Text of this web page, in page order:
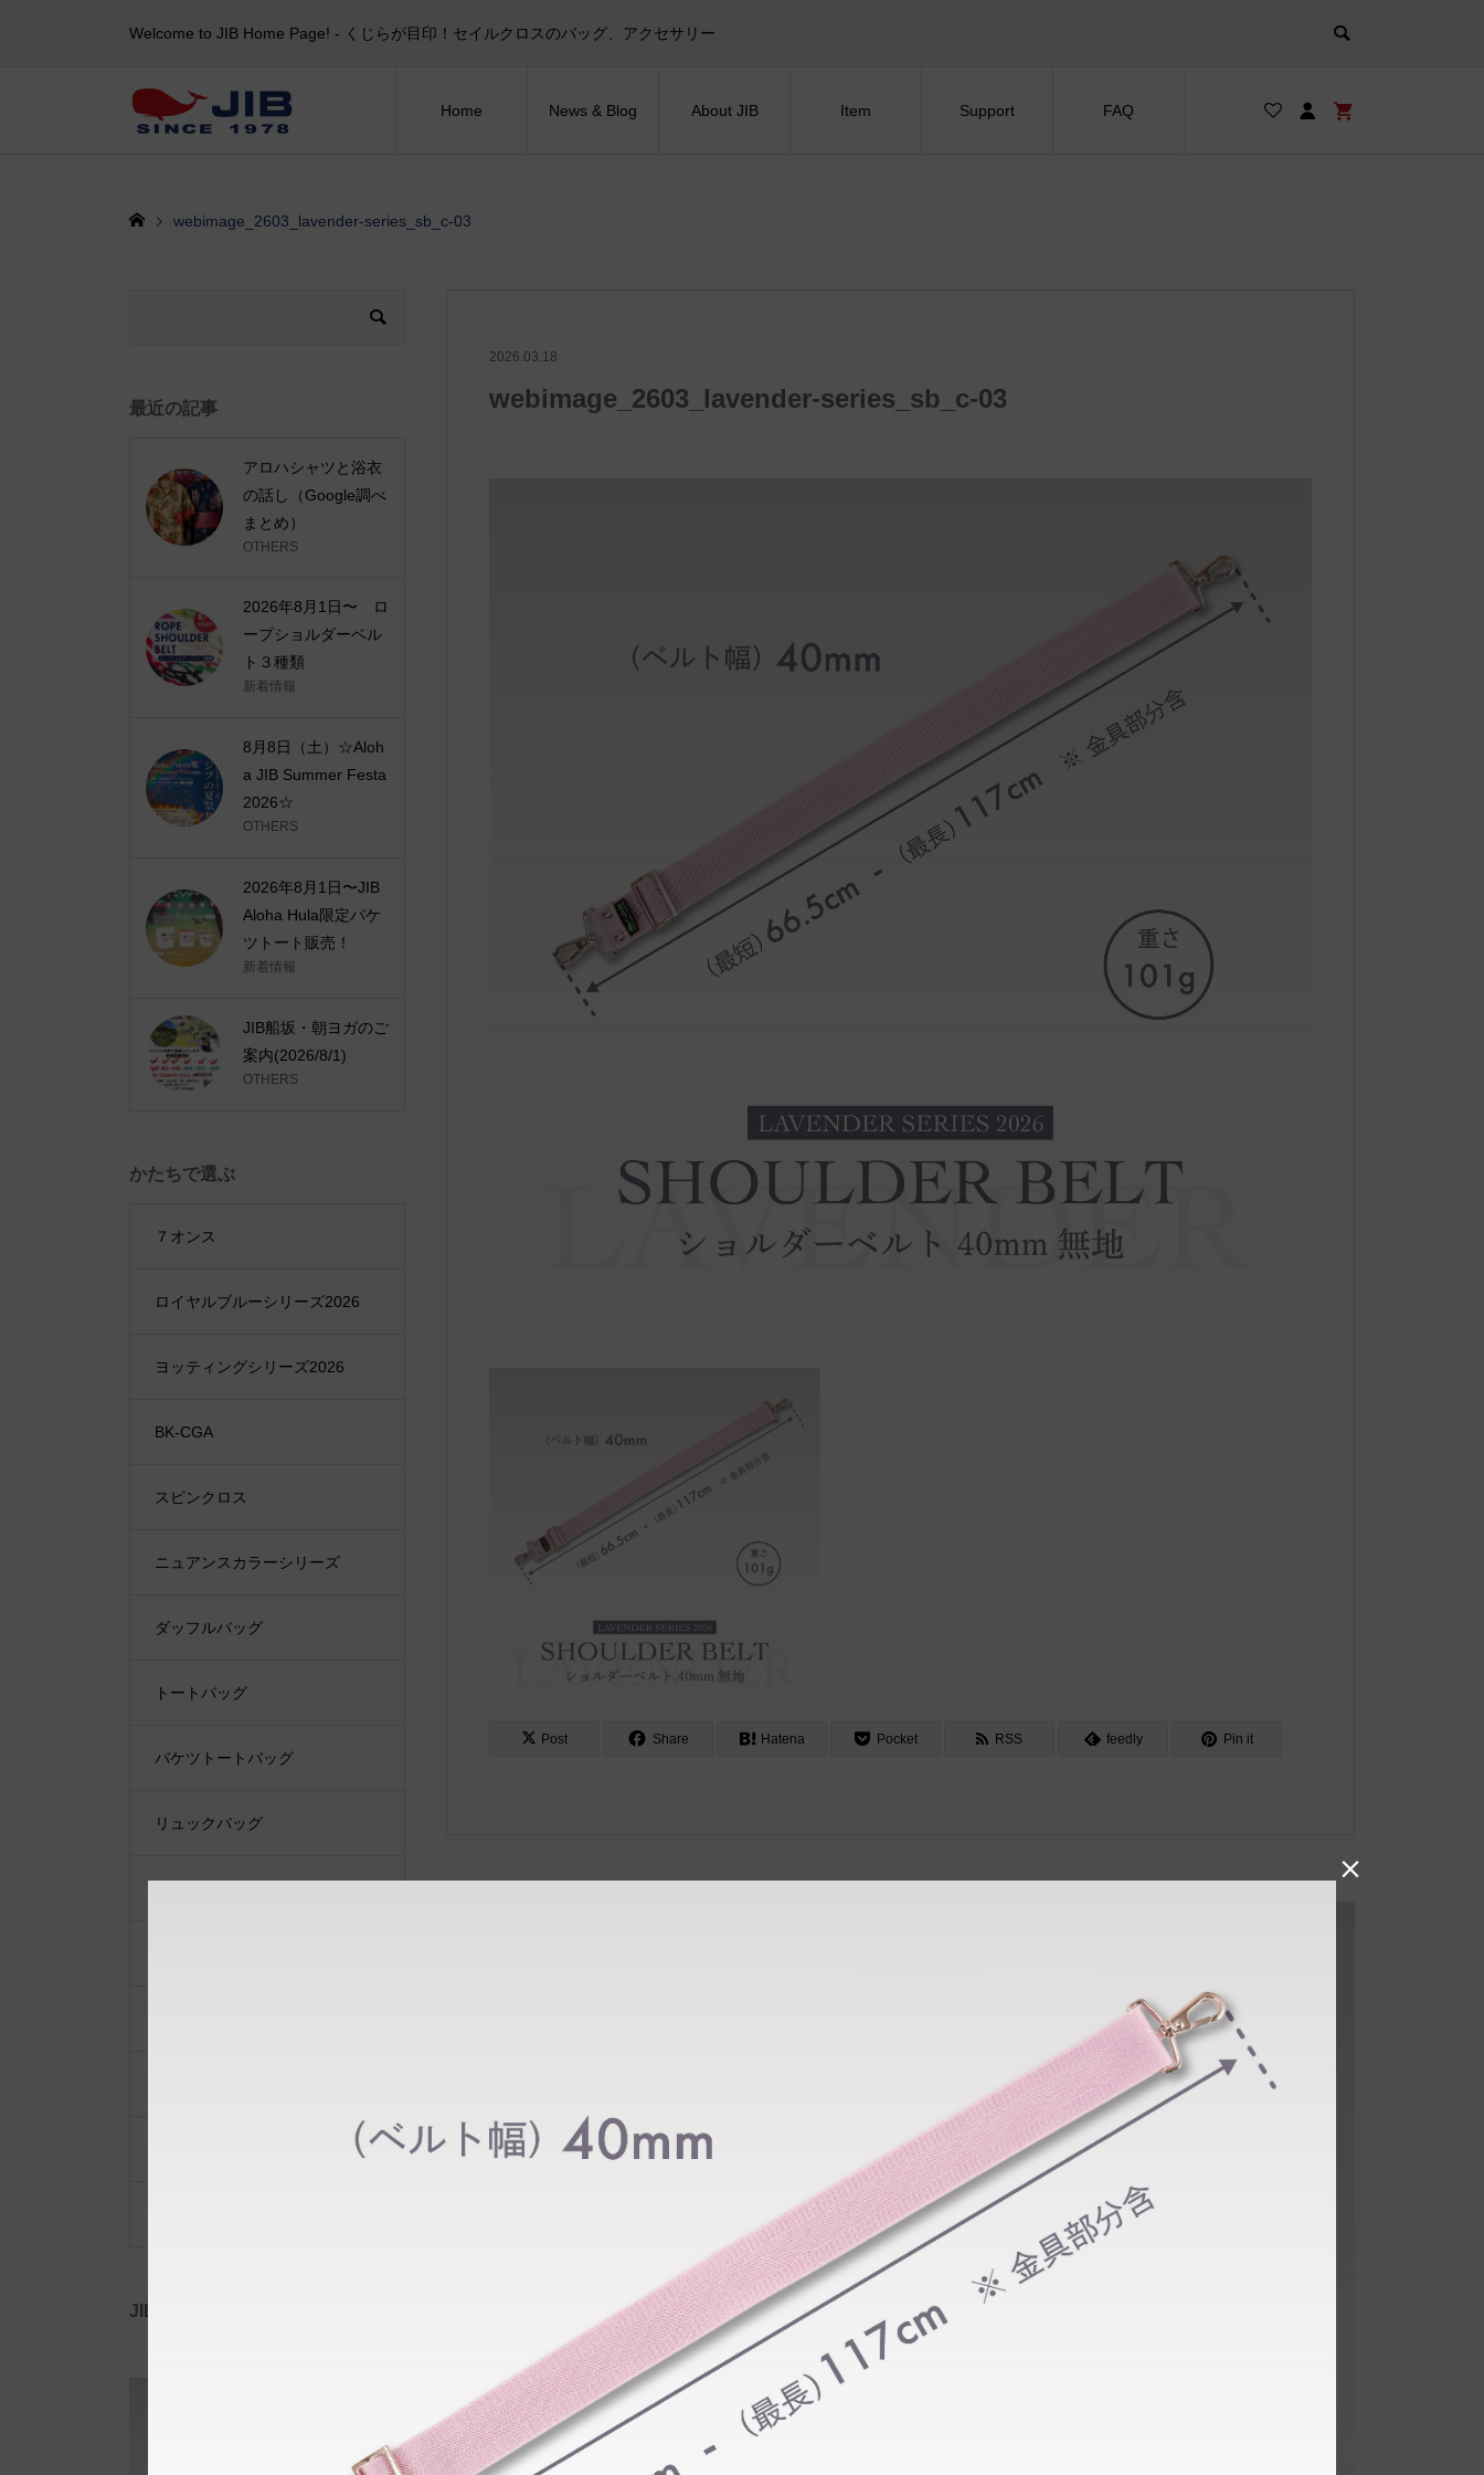
Welcome to JIB Home Page! ‐ くじらが目印！セイルクロスのバッグ、アクセサリー
Home News & Blog About JIB Item Support FAQ
webimage_2603_lavender-series_sb_c-03
2026.03.18
webimage_2603_lavender-series_sb_c-03
Post Share Hatena Pocket RSS feedly Pin it
最近の記事
アロハシャツと浴衣
の話し（Google調べ
まとめ）
OTHERS
2026年8月1日〜 ロ
ープショルダーベル
ト３種類
新着情報
8月8日（土）☆Aloh
a JIB Summer Festa
2026☆
OTHERS
2026年8月1日〜JIB
Aloha Hula限定バケ
ツトート販売！
新着情報
JIB船坂・朝ヨガのご
案内(2026/8/1)
OTHERS
かたちで選ぶ
７オンス
ロイヤルブルーシリーズ2026
ヨッティングシリーズ2026
BK-CGA
スピンクロス
ニュアンスカラーシリーズ
ダッフルバッグ
トートバッグ
バケツトートバッグ
リュックバッグ
JIB公式SNS
